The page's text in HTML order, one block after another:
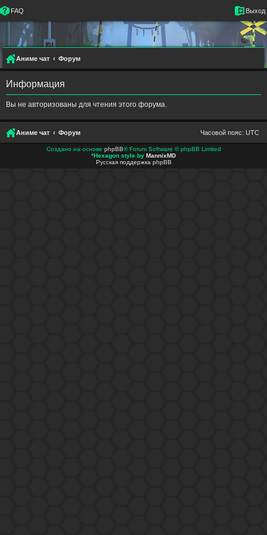
FAQ Выход
Аниме чат Форум
Информация
Вы не авторизованы для чтения этого форума.
Аниме чат Форум Часовой пояс: UTC
Создано на основе phpBB® Forum Software © phpBB Limited
*Hexagon style by MannixMD
Русская поддержка phpBB